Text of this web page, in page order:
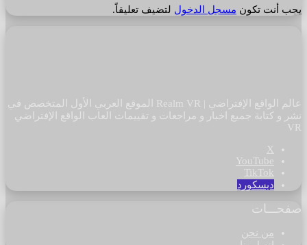
يجب أنت تكون مسجل الدخول لتضيف تعليقاً.
عالم الواقع الإفتراضي | Realm VR الموقع العربي الأول المتخصص في
نشر و كتابة جميع اخبار و مراجعات و تقييمات العاب الواقع الإفتراضي
VR
‫X
‫YouTube
‫TikTok
ديسكورد
صفحـــات
من نحن